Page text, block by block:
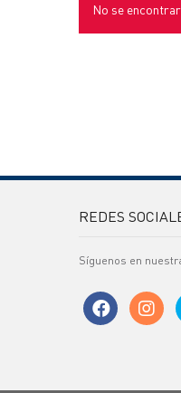
No se
REDES
Síguenos en